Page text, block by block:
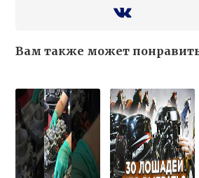
Вам также может